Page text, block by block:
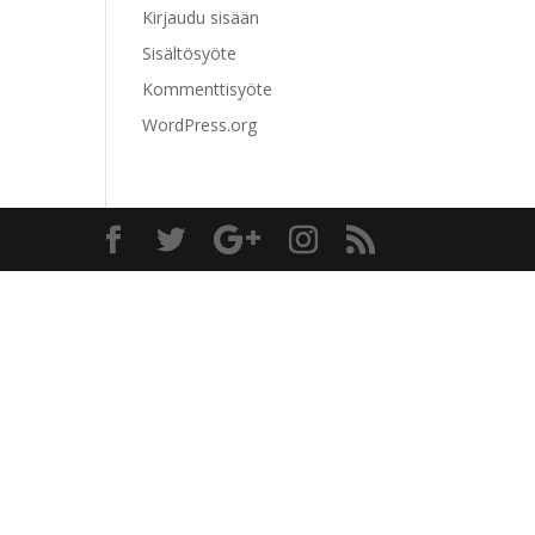
Kirjaudu sisään
Sisältösyöte
Kommenttisyöte
WordPress.org